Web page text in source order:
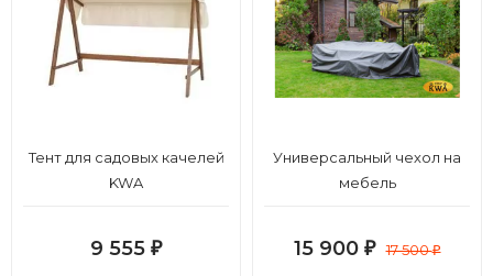
Тент для садовых качелей
KWA
9 555 ₽
Универсальный чехол на
мебель
15 900 ₽ 17 500₽